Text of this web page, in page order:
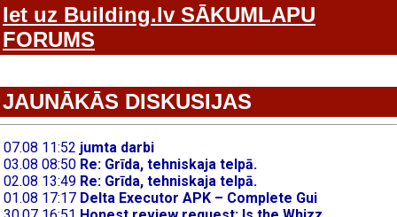
Iet uz Building.lv SĀKUMLAPU
FORUMS
JAUNĀKĀS DISKUSIJAS